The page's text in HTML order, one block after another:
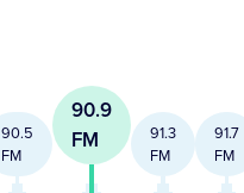
90.5
FM
90.9
FM
91.3
FM
91.7
FM